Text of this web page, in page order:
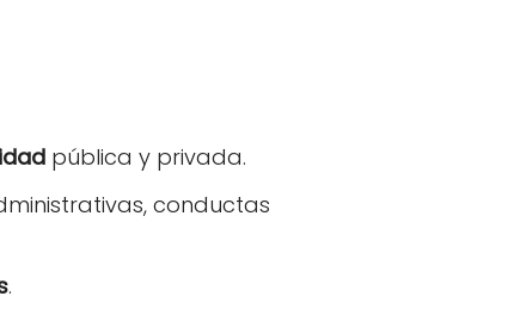
pública y privada.
conductas
.